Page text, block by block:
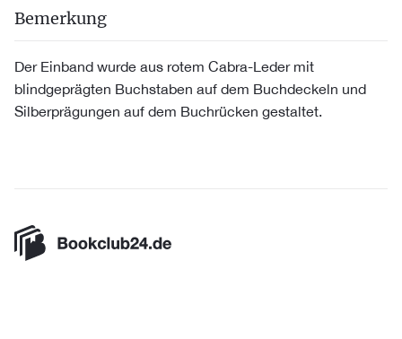
Bemerkung
Der Einband wurde aus rotem Cabra-Leder mit
blindgeprägten Buchstaben auf dem Buchdeckeln und
Silberprägungen auf dem Buchrücken gestaltet.